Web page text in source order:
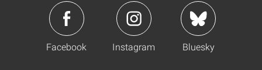
Facebook Instagram Bluesky